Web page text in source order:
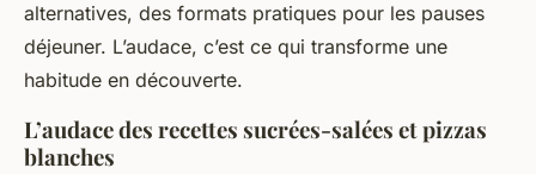
alternatives, des formats pratiques pour les pauses
déjeuner. L’audace, c’est ce qui transforme une
habitude en découverte.
L’audace des recettes sucrées-salées et pizzas
blanches